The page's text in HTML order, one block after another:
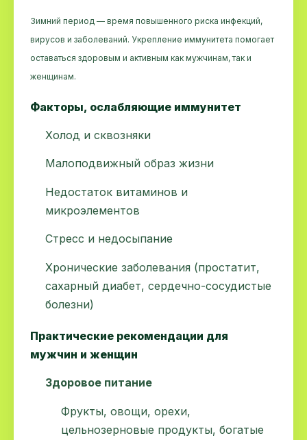
Зимний период — время повышенного риска инфекций,
вирусов и заболеваний. Укрепление иммунитета помогает
оставаться здоровым и активным как мужчинам, так и
женщинам.
Факторы, ослабляющие иммунитет
Холод и сквозняки
Малоподвижный образ жизни
Недостаток витаминов и
микроэлементов
Стресс и недосыпание
Хронические заболевания (простатит,
сахарный диабет, сердечно-сосудистые
болезни)
Практические рекомендации для
мужчин и женщин
Здоровое питание
Фрукты, овощи, орехи,
цельнозерновые продукты, богатые